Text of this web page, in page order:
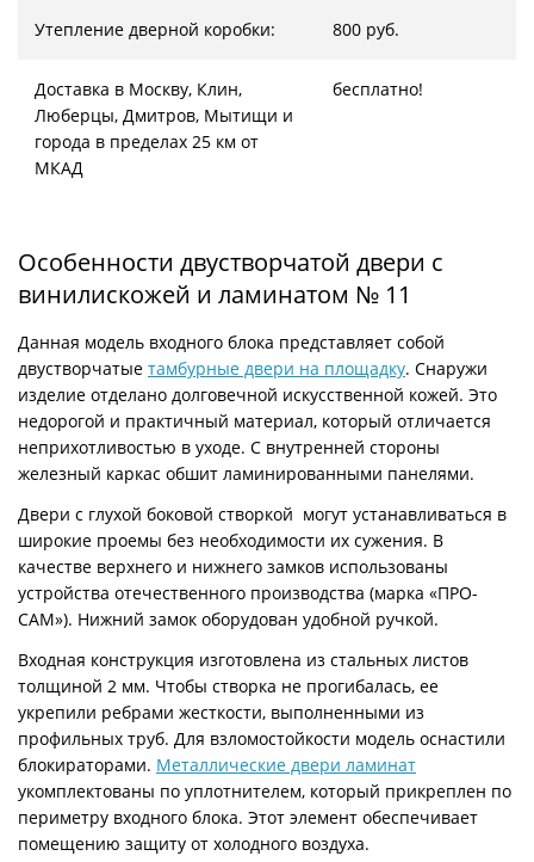
Утепление дверной коробки: 800 руб.
Доставка в Москву, Клин,
Люберцы, Дмитров, Мытищи и
города в пределах 25 км от
МКАД
бесплатно!
Особенности двустворчатой двери с
винилискожей и ламинатом № 11
Данная модель входного блока представляет собой
двустворчатые тамбурные двери на площадку. Снаружи
изделие отделано долговечной искусственной кожей. Это
недорогой и практичный материал, который отличается
неприхотливостью в уходе. С внутренней стороны
железный каркас обшит ламинированными панелями.
Двери с глухой боковой створкой могут устанавливаться в
широкие проемы без необходимости их сужения. В
качестве верхнего и нижнего замков использованы
устройства отечественного производства (марка «ПРО-
САМ»). Нижний замок оборудован удобной ручкой.
Входная конструкция изготовлена из стальных листов
толщиной 2 мм. Чтобы створка не прогибалась, ее
укрепили ребрами жесткости, выполненными из
профильных труб. Для взломостойкости модель оснастили
блокираторами. Металлические двери ламинат
укомплектованы по уплотнителем, который прикреплен по
периметру входного блока. Этот элемент обеспечивает
помещению защиту от холодного воздуха.